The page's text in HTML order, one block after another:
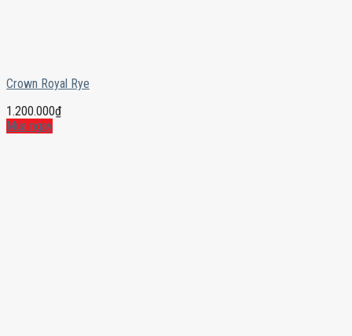
Crown Royal Rye
1.200.000₫
Mua ngay